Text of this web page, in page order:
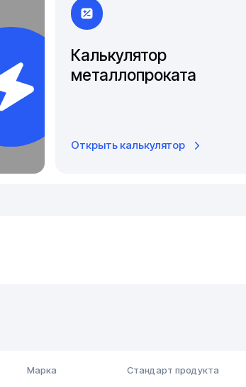
Калькулятор
металлопроката
Открыть калькулятор
Марка Стандарт продукта